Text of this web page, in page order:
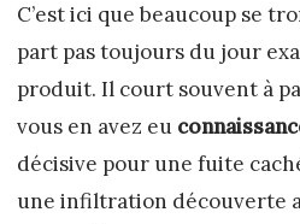
C’est ici que beaucoup se
part pas toujours du jour
produit. Il court souvent à
vous en avez eu
décisive pour une fuite
une infiltration découverte